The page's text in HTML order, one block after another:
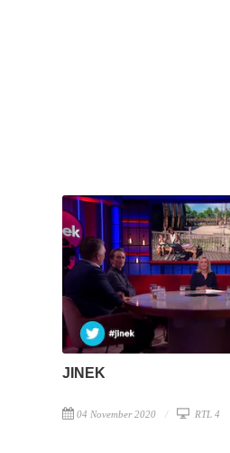
JINEK
04 November 2020 RTL 4